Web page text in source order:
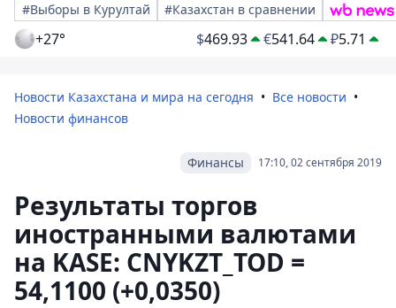
#Выборы в Курултай
#Казахстан в сравнении
+27° $469.93 €541.64 ₽5.71
Новости Казахстана и мира на сегодня
Все новости
Новости финансов
17:10, 02 сентября 2019
Финансы
Результаты торгов
иностранными валютами
на KASE: CNYKZT_TOD =
54,1100 (+0,0350)